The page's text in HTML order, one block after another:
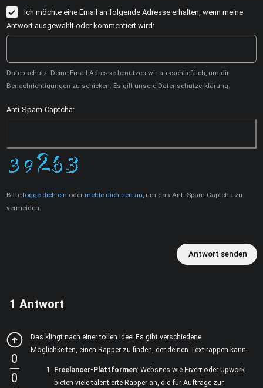
Ich möchte eine Email an folgende Adresse erhalten, wenn meine
Antwort ausgewählt oder kommentiert wird:
Datenschutz: Deine Email-Adresse benutzen wir ausschließlich, um dir
Benachrichtigungen zu schicken. Es gilt unsere Datenschutzerklärung.
Anti-Spam-Captcha:
Bitte logge dich ein oder melde dich neu an , um das Anti-Spam-Captcha zu
vermeiden.
Antwort senden
1 Antwort
0
0
Das klingt nach einer tollen Idee! Es gibt verschiedene
Möglichkeiten, einen Rapper zu finden, der deinen Text rappen kann:
Freelancer-Plattformen: Websites wie Fiverr oder Upwork
bieten viele talentierte Rapper an, die für Aufträge zur